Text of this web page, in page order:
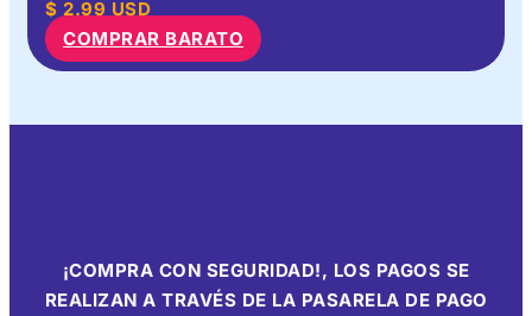
$ 2.99 USD
COMPRAR BARATO
¡COMPRA CON SEGURIDAD!, LOS PAGOS SE
REALIZAN A TRAVÉS DE LA PASARELA DE PAGO